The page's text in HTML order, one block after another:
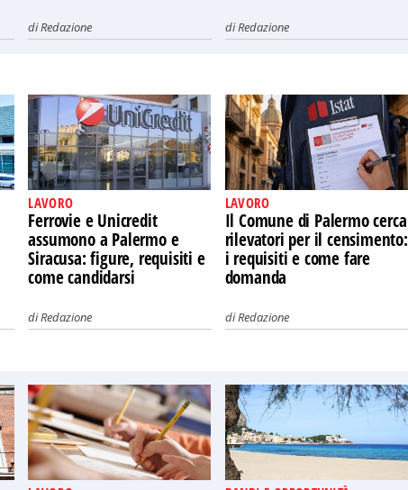
diRedazione diRedazione
LAVORO
Ferrovie e Unicredit
assumono a Palermo e
Siracusa: figure, requisiti e
come candidarsi
diRedazione
LAVORO
Il Comune di Palermo cerca
rilevatori per il censimento:
i requisiti e come fare
domanda
diRedazione